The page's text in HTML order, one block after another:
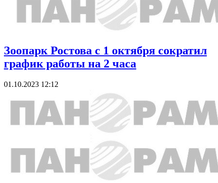
Зоопарк Ростова с 1 октября сократил
график работы на 2 часа
01.10.2023 12:12